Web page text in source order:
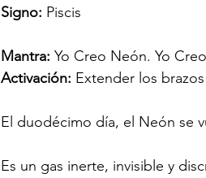
Signo: Piscis
Mantra: Yo Creo Neón. Yo
Activación: Extender los
El duodécimo día, el Neón se
Es un gas inerte, invisible y